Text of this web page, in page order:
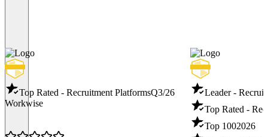
Top Rated - Recruitment PlatformsQ3/26
Workwise
Leader -
Top Rated -
Top 1002026